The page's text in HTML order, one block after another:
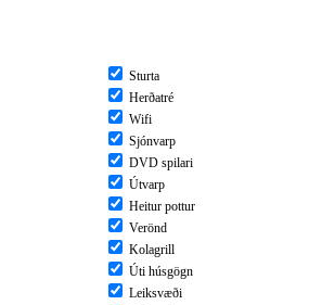
Sturta
Herðatré
Wifi
Sjónvarp
DVD spilari
Útvarp
Heitur pottur
Verönd
Kolagrill
Úti húsgögn
Leiksvæði